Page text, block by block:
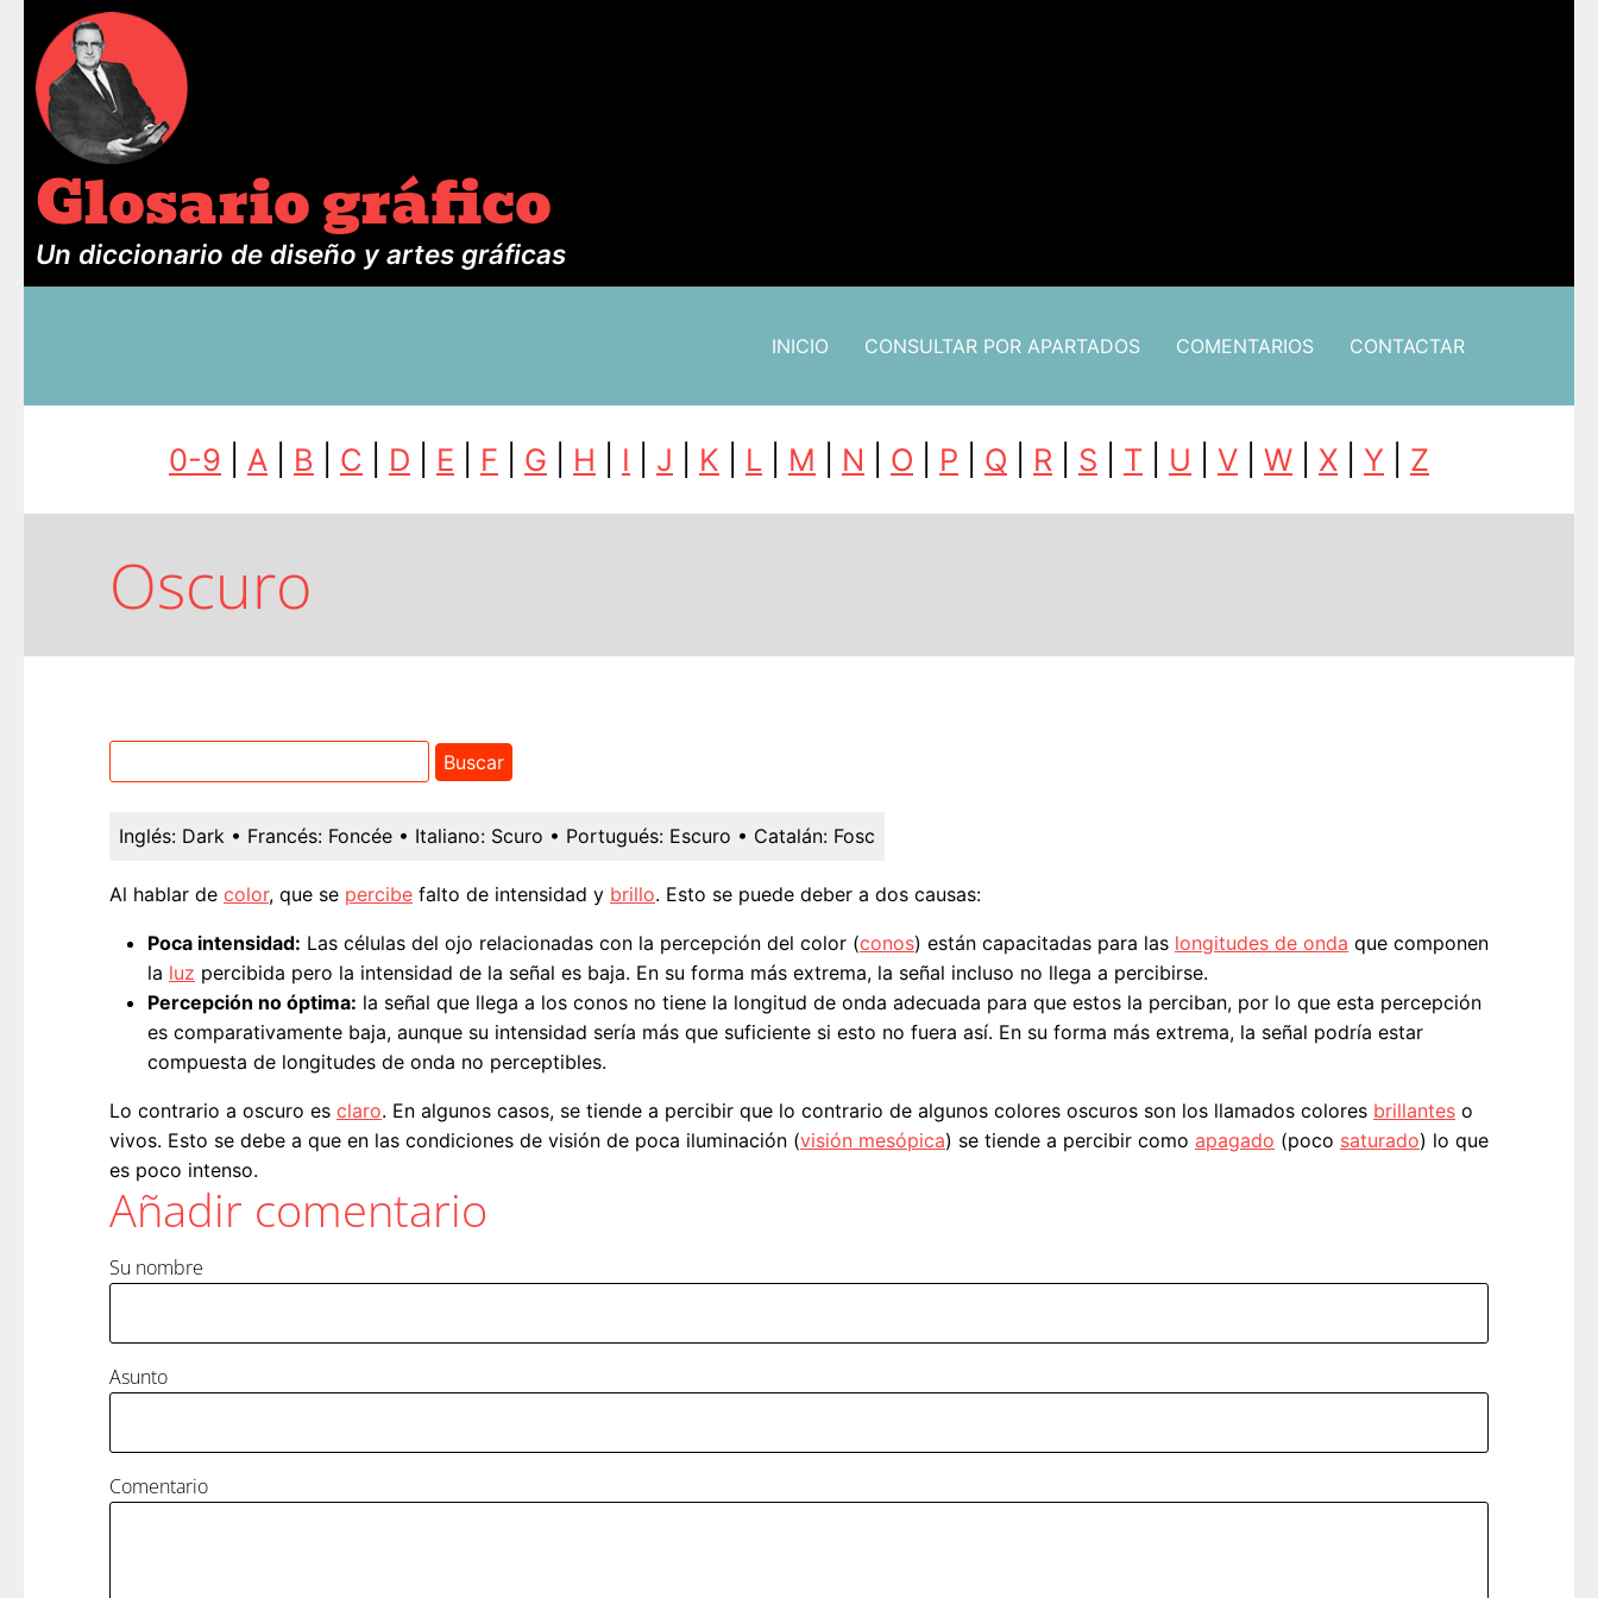
Glosario gráfico
Un diccionario de diseño y artes gráficas
INICIO CONSULTAR POR APARTADOS COMENTARIOS CONTACTAR
0-9 A B C D E F G H I J K L M N O P Q R S T U V W X Y Z
Oscuro
Inglés: Dark • Francés: Foncée • Italiano: Scuro • Portugués: Escuro • Catalán: Fosc
Al hablar de color, que se percibe falto de intensidad y brillo. Esto se puede deber a dos causas:
Poca intensidad: Las células del ojo relacionadas con la percepción del color (conos) están capacitadas para las longitudes de onda que componen
la luz percibida pero la intensidad de la señal es baja. En su forma más extrema, la señal incluso no llega a percibirse.
Percepción no óptima: la señal que llega a los conos no tiene la longitud de onda adecuada para que estos la perciban, por lo que esta percepción
es comparativamente baja, aunque su intensidad sería más que suficiente si esto no fuera así. En su forma más extrema, la señal podría estar
compuesta de longitudes de onda no perceptibles.
Lo contrario a oscuro es claro. En algunos casos, se tiende a percibir que lo contrario de algunos colores oscuros son los llamados colores brillantes o
vivos. Esto se debe a que en las condiciones de visión de poca iluminación (visión mesópica) se tiende a percibir como apagado (poco saturado) lo que
es poco intenso.
Añadir comentario
Su nombre
Asunto
Comentario